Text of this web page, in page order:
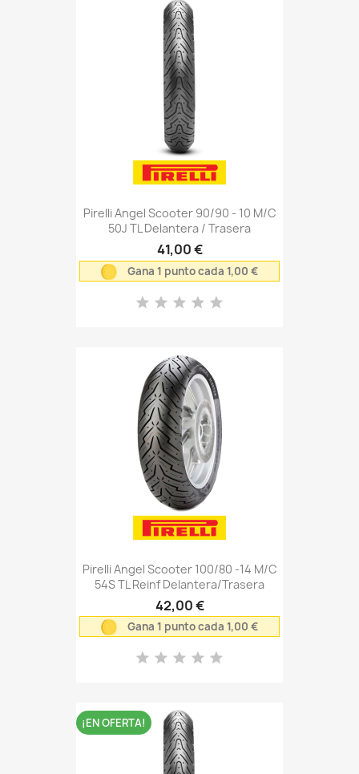
Pirelli Angel Scooter 90/90 - 10 M/C
50J TL Delantera / Trasera
41,00 €
Gana 1 punto cada 1,00 €
Pirelli Angel Scooter 100/80 -14 M/C
54S TL Reinf Delantera/Trasera
42,00 €
Gana 1 punto cada 1,00 €
¡EN OFERTA!